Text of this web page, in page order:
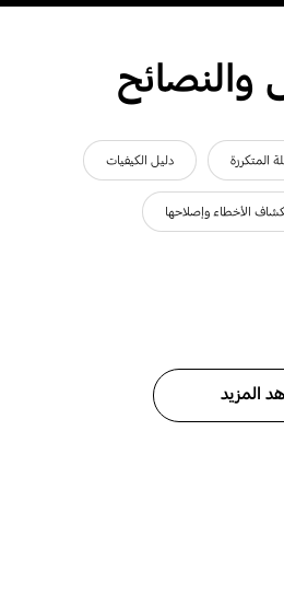
والنصائح
المتكررة دليل الكيفيات
الأخطاء وإصلاحها
المزيد